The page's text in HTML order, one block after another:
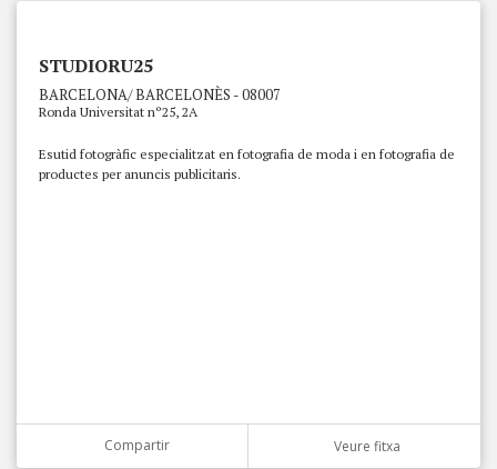
STUDIORU25
BARCELONA/ BARCELONÈS - 08007
Ronda Universitat nº25, 2A
Esutid fotogràfic especialitzat en fotografia de moda i en fotografia de
productes per anuncis publicitaris.
Compartir Veure fitxa